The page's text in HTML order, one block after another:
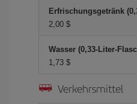
Erfrischungsgetränk
2,00 $
Wasser (0,33-Liter-
1,73 $
Verkehrsmittel